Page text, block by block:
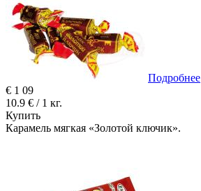
Подробнее
€ 1 09
10.9 € / 1 кг.
Купить
Карамель мягкая «Золотой ключик».